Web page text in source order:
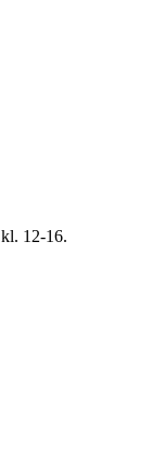
12-16.